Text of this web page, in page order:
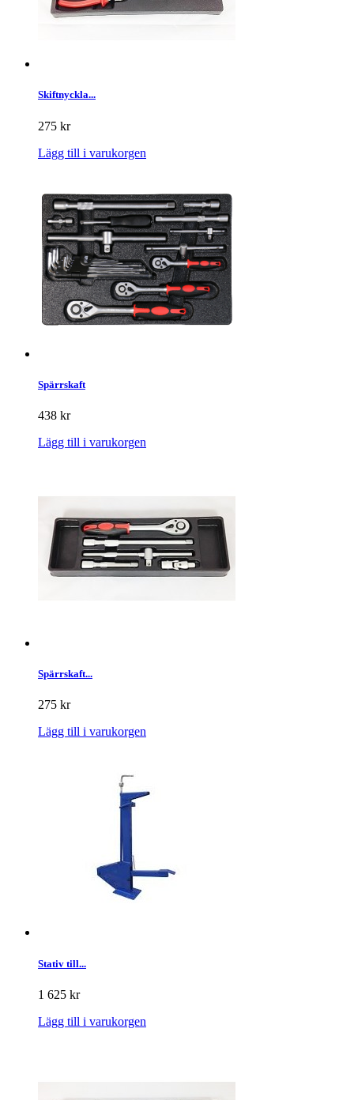
Skiftnyckla...
275 kr
Lägg till i varukorgen
Spärrskaft
438 kr
Lägg till i varukorgen
Spärrskaft...
275 kr
Lägg till i varukorgen
Stativ till...
1 625 kr
Lägg till i varukorgen